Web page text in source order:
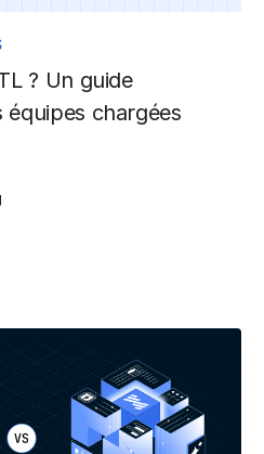
? Un guide
chargées